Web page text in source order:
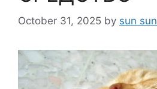
October 31, 2025 by sun sun